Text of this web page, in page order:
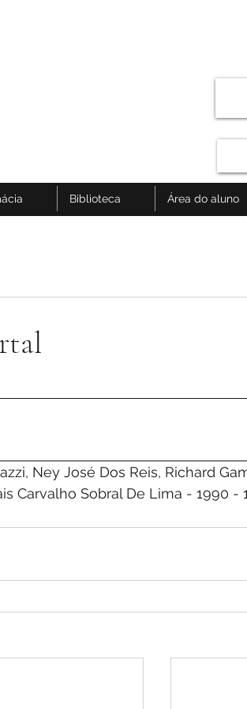
Biblioteca Área do aluno
Carvalho Sobral De Lima - 1990 -